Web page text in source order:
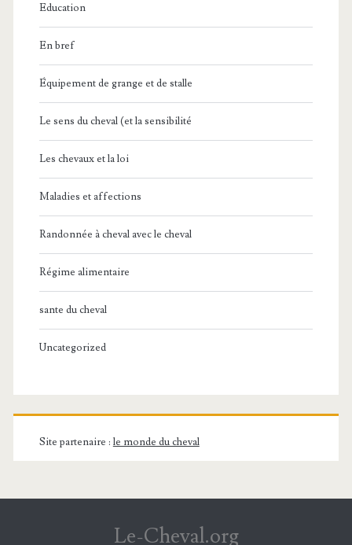
Education
En bref
Équipement de grange et de stalle
Le sens du cheval (et la sensibilité
Les chevaux et la loi
Maladies et affections
Randonnée à cheval avec le cheval
Régime alimentaire
sante du cheval
Uncategorized
Site partenaire : le monde du cheval
Le-Cheval.org